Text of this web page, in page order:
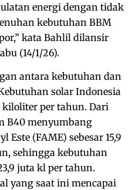
energi dengan tidak
kebutuhan BBM
kata Bahlil dilansir
(14/1/26).
antara kebutuhan dan
solar Indonesia
kiloliter per tahun. Dari
B40 menyumbang
Este (FAME) sebesar 15,9
sehingga kebutuhan
juta kl per tahun.
yang saat ini mencapai